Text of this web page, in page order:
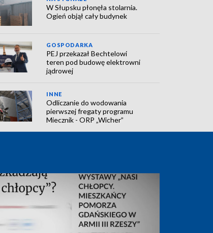
W Słupsku płonęła stolarnia.
Ogień objął cały budynek
GOSPODARKA
PEJ przekazał Bechtelowi
teren pod budowę elektrowni
jądrowej
INNE
Odliczanie do wodowania
pierwszej fregaty programu
Miecznik - ORP „Wicher”